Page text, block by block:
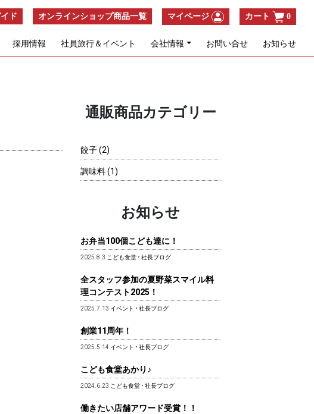
ド オンラインショップ商品一覧 マイページ カート 0
採用情報 社員旅行＆イベント 会社情報 お問い合せ お知らせ
通販商品カテゴリー
餃子 22
個
の
調味料 11
個
商
品
お知らせ
お弁当100個こども達に！
2025.8.3 こども食堂 • 社長ブログ
全スタッフ参加の夏野菜スマイル料
理コンテスト2025！
2025.7.13 イベント • 社長ブログ
創業11周年！
2025.5.14 イベント • 社長ブログ
こども食堂あかり♪
2024.6.23 こども食堂 • 社長ブログ
働きたい店舗アワード受賞！！